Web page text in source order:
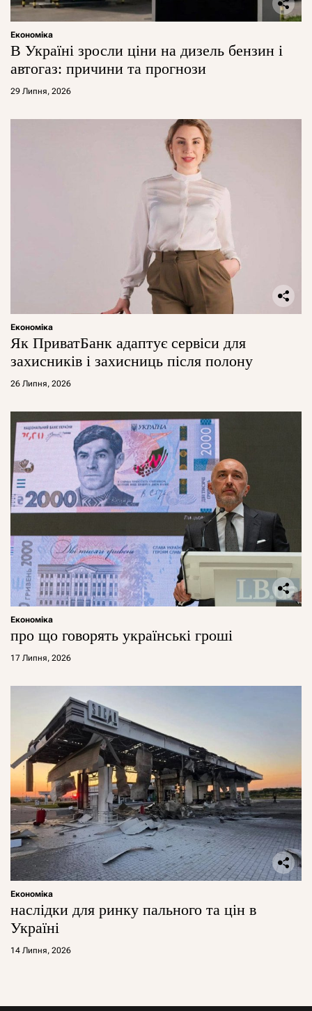
Економіка
В Україні зросли ціни на дизель бензин і
автогаз: причини та прогнози
29 Липня, 2026
Економіка
Як ПриватБанк адаптує сервіси для
захисників і захисниць після полону
26 Липня, 2026
Економіка
про що говорять українські гроші
17 Липня, 2026
Економіка
наслідки для ринку пального та цін в
Україні
14 Липня, 2026